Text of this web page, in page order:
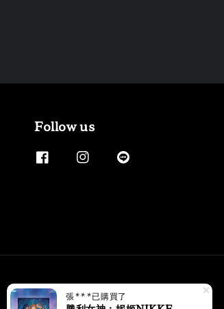
Follow us
張***已購買了